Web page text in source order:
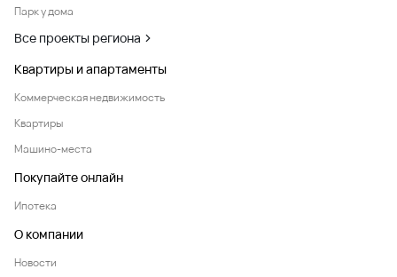
Парк у дома
Все проекты региона
Квартиры и апартаменты
Коммерческая недвижимость
Квартиры
Машино-места
Покупайте онлайн
Ипотека
О компании
Новости